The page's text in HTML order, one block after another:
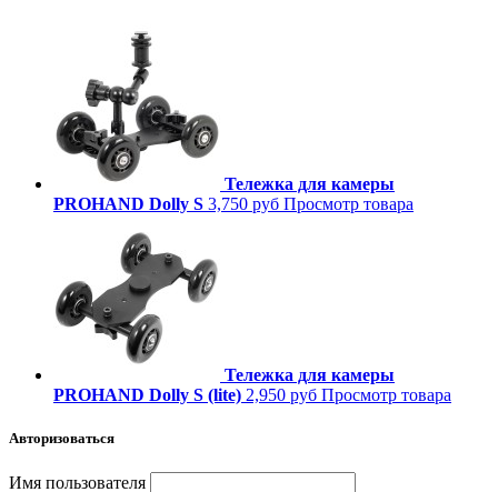
Тележка для камеры
PROHAND Dolly S 3,750 руб Просмотр товара
Тележка для камеры
PROHAND Dolly S (lite) 2,950 руб Просмотр товара
Авторизоваться
Имя пользователя